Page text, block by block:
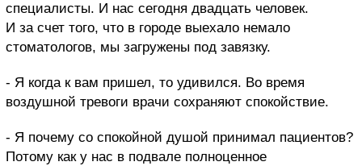
специалисты. И нас сегодня двадцать человек.
И за счет того, что в городе выехало немало
стоматологов, мы загружены под завязку.
- Я когда к вам пришел, то удивился. Во время
воздушной тревоги врачи сохраняют спокойствие.
- Я почему со спокойной душой принимал пациентов?
Потому как у нас в подвале полноценное